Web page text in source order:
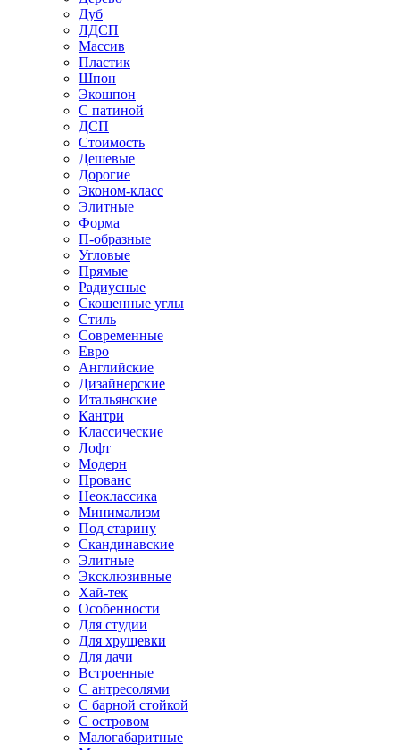
Дуб
ЛДСП
Массив
Пластик
Шпон
Экошпон
С патиной
ДСП
Стоимость
Дешевые
Дорогие
Эконом-класс
Элитные
Форма
П-образные
Угловые
Прямые
Радиусные
Скошенные углы
Стиль
Современные
Евро
Английские
Дизайнерские
Итальянские
Кантри
Классические
Лофт
Модерн
Прованс
Неоклассика
Минимализм
Под старину
Скандинавские
Элитные
Эксклюзивные
Хай-тек
Особенности
Для студии
Для хрущевки
Для дачи
Встроенные
С антресолями
С барной стойкой
С островом
Малогабаритные